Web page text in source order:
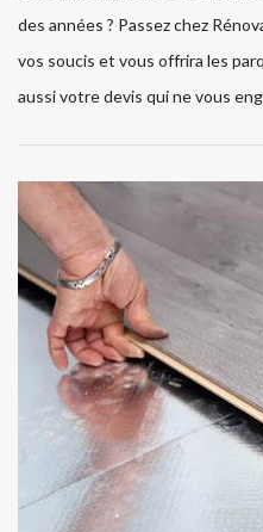
des années ? Passez chez
vos soucis et vous offrira les
aussi votre devis qui ne vous